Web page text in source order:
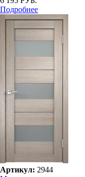
Подробнее
Артикул: 2944